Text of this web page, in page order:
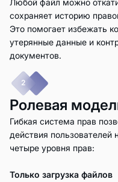
Любой файл можно
сохраняет историю
Это помогает избежать
утерянные данные и
документов.
2
Ролевая
Гибкая система прав
действия пользователей
четыре уровня прав:
Только загрузка файлов